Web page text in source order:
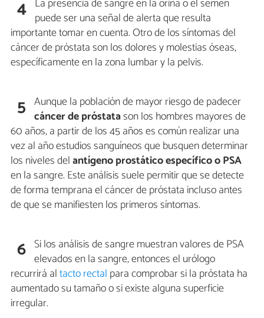
4 puede ser una señal de alerta que resulta
importante tomar en cuenta. Otro de los síntomas del
cáncer de próstata son los dolores y molestias óseas,
específicamente en la zona lumbar y la pelvis.
5 Aunque la población de mayor riesgo de padecer
cáncer de próstatason los hombres mayores de
60 años, a partir de los 45 años es común realizar una
vez al año estudios sanguíneos que busquen determinar
los niveles delantígeno prostático específico o PSA
en la sangre. Este análisis suele permitir que se detecte
de forma temprana el cáncer de próstata incluso antes
de que se manifiesten los primeros síntomas.
6 Si los análisis de sangre muestran valores de PSA
elevados en la sangre, entonces el urólogo
recurrirá altacto rectal para comprobar si la próstata ha
aumentado su tamaño o si existe alguna superficie
irregular.